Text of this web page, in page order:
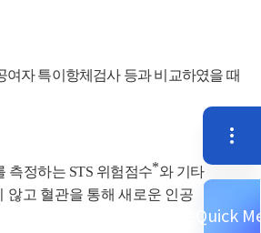
여자 특이항체검사 등과 비교하였을 때
측정하는 STS 위험점수*와 기타
않고 혈관을 통해 새로운 인공
퀵
Quick